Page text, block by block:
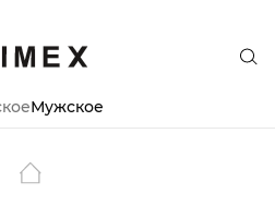
Мужское